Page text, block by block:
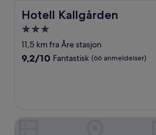
Hotell Kallgården
Hotell Kallgården
Overnattingssted
med
3.0
11,5 km fra Åre stasjon
9.2
9,2/10 Fantastisk (66 anmeldelser)